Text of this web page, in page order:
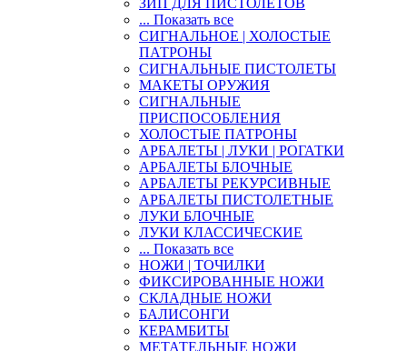
ЗИП ДЛЯ ПИСТОЛЕТОВ
... Показать все
СИГНАЛЬНОЕ | ХОЛОСТЫЕ
ПАТРОНЫ
СИГНАЛЬНЫЕ ПИСТОЛЕТЫ
МАКЕТЫ ОРУЖИЯ
СИГНАЛЬНЫЕ
ПРИСПОСОБЛЕНИЯ
ХОЛОСТЫЕ ПАТРОНЫ
АРБАЛЕТЫ | ЛУКИ | РОГАТКИ
АРБАЛЕТЫ БЛОЧНЫЕ
АРБАЛЕТЫ РЕКУРСИВНЫЕ
АРБАЛЕТЫ ПИСТОЛЕТНЫЕ
ЛУКИ БЛОЧНЫЕ
ЛУКИ КЛАССИЧЕСКИЕ
... Показать все
НОЖИ | ТОЧИЛКИ
ФИКСИРОВАННЫЕ НОЖИ
СКЛАДНЫЕ НОЖИ
БАЛИСОНГИ
КЕРАМБИТЫ
МЕТАТЕЛЬНЫЕ НОЖИ